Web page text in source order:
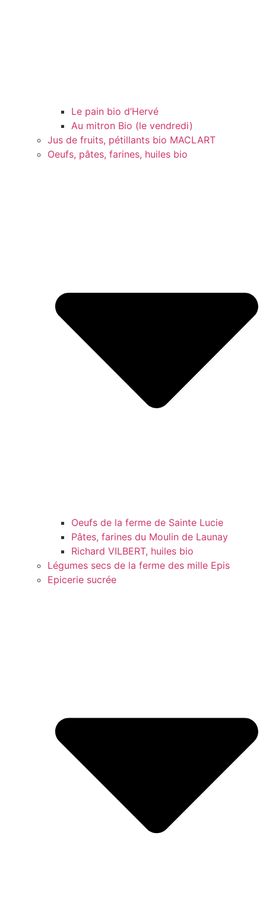
Le pain bio d’Hervé
Au mitron Bio (le vendredi)
Jus de fruits, pétillants bio MACLART
Oeufs, pâtes, farines, huiles bio
Oeufs de la ferme de Sainte Lucie
Pâtes, farines du Moulin de Launay
Richard VILBERT, huiles bio
Légumes secs de la ferme des mille Epis
Epicerie sucrée